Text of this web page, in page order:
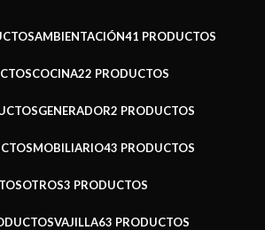
AMBIENTACIÓN41 PRODUCTOS
COCINA22 PRODUCTOS
GENERADOR2 PRODUCTOS
MOBILIARIO43 PRODUCTOS
OTROS3 PRODUCTOS
VAJILLA63 PRODUCTOS